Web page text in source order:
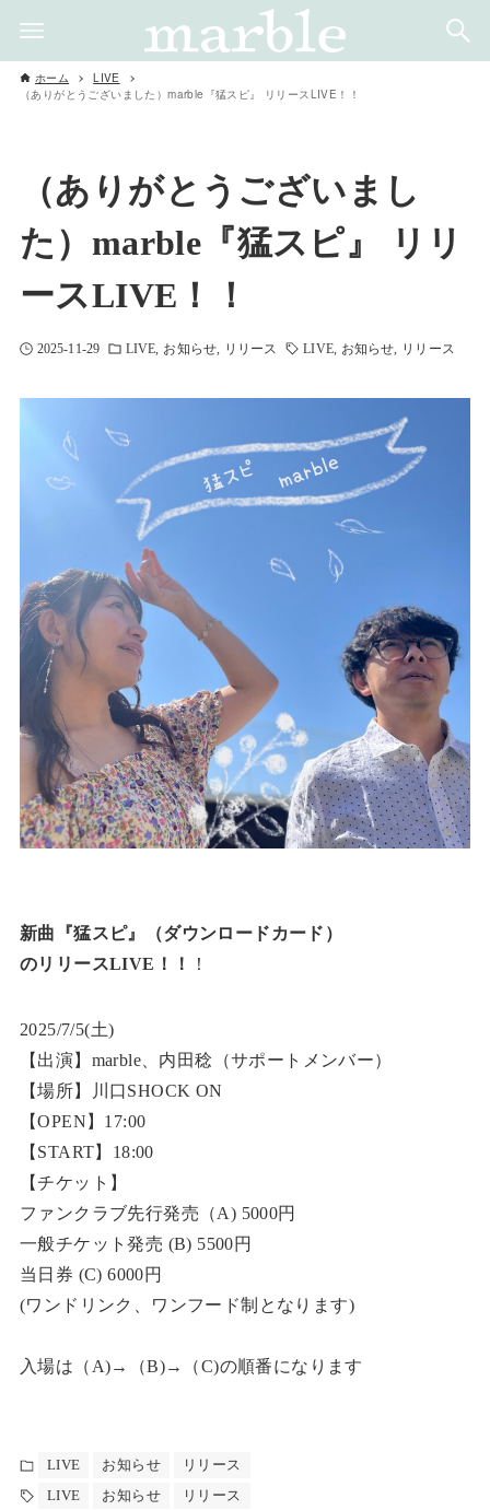
ホーム
LIVE
（ありがとうございました）marble『猛スピ』 リリースLIVE！！
（ありがとうございまし
た）marble『猛スピ』 リリ
ースLIVE！！
2025-11-29 LIVE お知らせ リリース LIVE お知らせ リリース
新曲『猛スピ』（ダウンロードカード）
のリリースLIVE！！
！
2025/7/5(土)
【出演】marble、内田稔（サポートメンバー）
【場所】川口SHOCK ON
【OPEN】17:00
【START】18:00
【チケット】
ファンクラブ先行発売（A) 5000円
一般チケット発売 (B) 5500円
当日券 (C) 6000円
(ワンドリンク、ワンフード制となります)
入場は（A)→（B)→（C)の順番になります
LIVE お知らせ
リリース
LIVE
お知らせ リリース